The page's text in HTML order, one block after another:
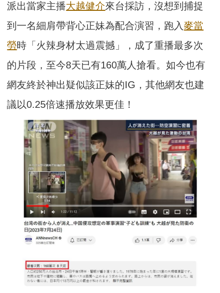
派出當家主播大越健介來台採訪，沒想到捕捉
到一名細肩帶背心正妹為配合演習，跑入麥當
勞時「火辣身材太過震撼」，成了重播最多次
的片段，至今8天已有160萬人搶看。如今也有
網友終於神出疑似該正妹的IG，其他網友也建
議以0.25倍速播放效果更佳！